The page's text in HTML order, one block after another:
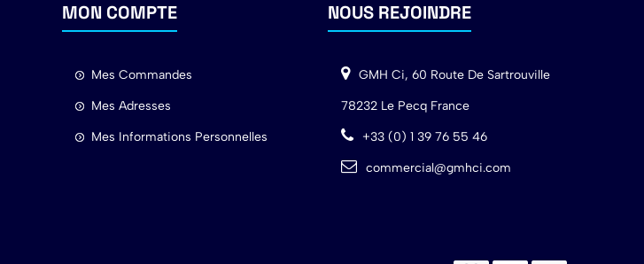
MON COMPTE
Mes Commandes
Mes Adresses
Mes Informations Personnelles
NOUS REJOINDRE
GMH Ci, 60 Route De Sartrouville
78232 Le Pecq France
+33 (0) 1 39 76 55 46
commercial@gmhci.com